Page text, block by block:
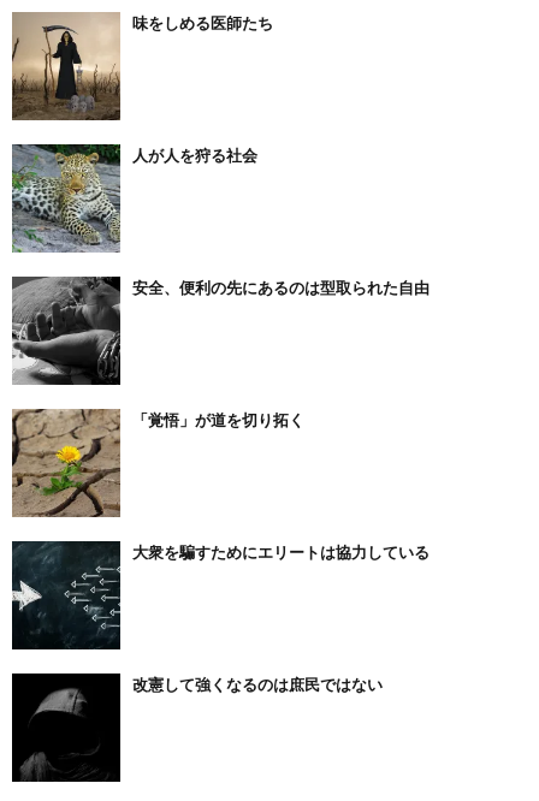
味をしめる医師たち
人が人を狩る社会
安全、便利の先にあるのは型取られた自由
「覚悟」が道を切り拓く
大衆を騙すためにエリートは協力している
改憲して強くなるのは庶民ではない